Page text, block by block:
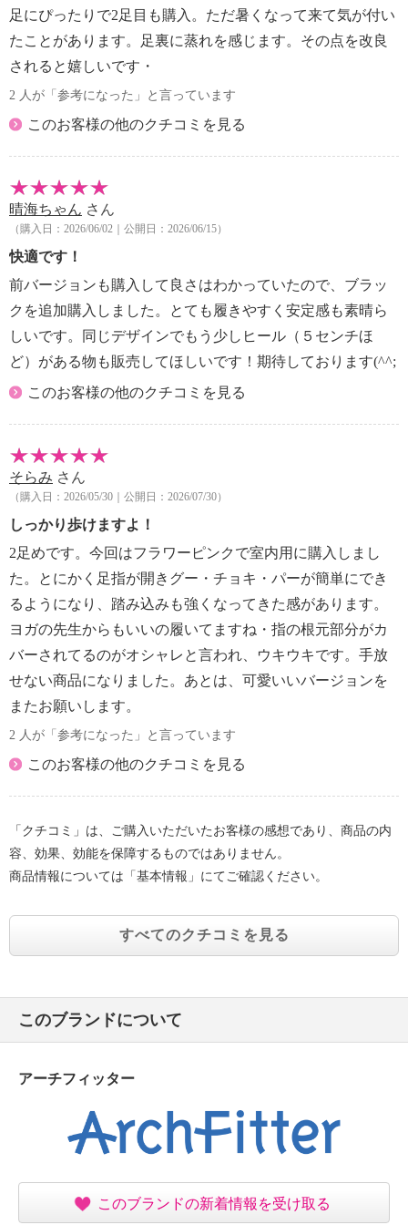
足にぴったりで2足目も購入。ただ暑くなって来て気が付い
たことがあります。足裏に蒸れを感じます。その点を改良
されると嬉しいです・
2 人が「参考になった」と言っています
このお客様の他のクチコミを見る
晴海ちゃん さん
（購入日：2026/06/02｜公開日：2026/06/15）
快適です！
前バージョンも購入して良さはわかっていたので、ブラッ
クを追加購入しました。とても履きやすく安定感も素晴ら
しいです。同じデザインでもう少しヒール（５センチほ
ど）がある物も販売してほしいです！期待しております(^^;
このお客様の他のクチコミを見る
そらみ さん
（購入日：2026/05/30｜公開日：2026/07/30）
しっかり歩けますよ！
2足めです。今回はフラワーピンクで室内用に購入しまし
た。とにかく足指が開きグー・チョキ・パーが簡単にでき
るようになり、踏み込みも強くなってきた感があります。
ヨガの先生からもいいの履いてますね・指の根元部分がカ
バーされてるのがオシャレと言われ、ウキウキです。手放
せない商品になりました。あとは、可愛いいバージョンを
またお願いします。
2 人が「参考になった」と言っています
このお客様の他のクチコミを見る
「クチコミ」は、ご購入いただいたお客様の感想であり、商品の内
容、効果、効能を保障するものではありません。
商品情報については「基本情報」にてご確認ください。
すべてのクチコミを見る
このブランドについて
アーチフィッター
このブランドの新着情報を受け取る